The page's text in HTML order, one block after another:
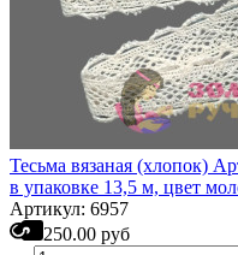
Тесьма вязаная (хлопок)
в упаковке 13,5 м, цвет
Артикул: 6957
250.00 руб